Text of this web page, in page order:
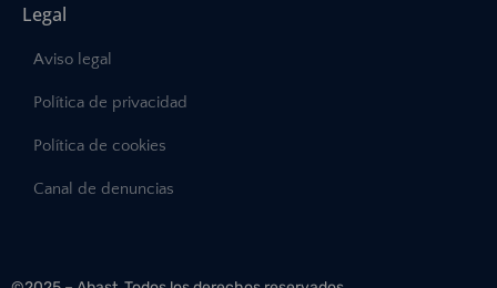
Legal
Aviso legal
Política de privacidad
Política de cookies
Canal de denuncias